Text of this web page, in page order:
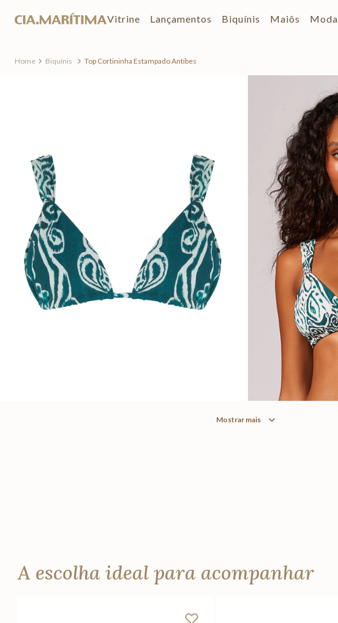
Vitrine Lançamentos Biquínis Maiôs Moda
Biquínis Top Cortininha Estampado Antibes
Mostrar mais
A escolha ideal para acompanhar